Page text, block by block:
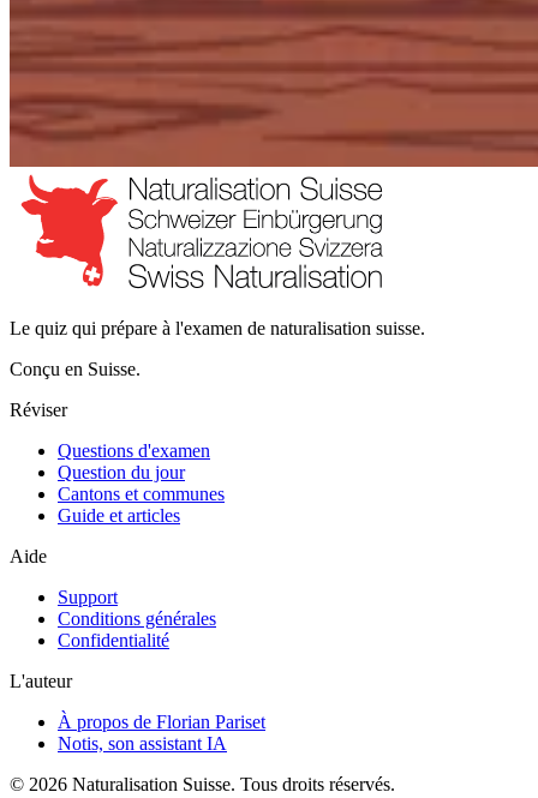
Le quiz qui prépare à l'examen de naturalisation suisse.
Conçu en Suisse.
Réviser
Questions d'examen
Question du jour
Cantons et communes
Guide et articles
Aide
Support
Conditions générales
Confidentialité
L'auteur
À propos de Florian Pariset
Notis, son assistant IA
© 2026 Naturalisation Suisse. Tous droits réservés.